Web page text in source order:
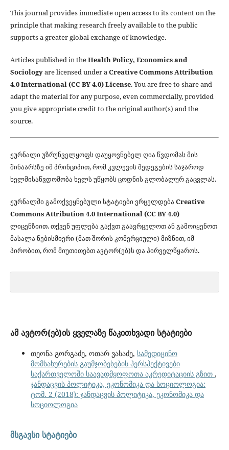
This journal provides immediate open access to its content on the
principle that making research freely available to the public
supports a greater global exchange of knowledge.
Articles published in theHealth Policy, Economics and
Sociologyare licensed under aCreative Commons Attribution
4.0 International (CC BY 4.0) License. You are free to share and
adapt the material for any purpose, even commercially, provided
you give appropriate credit to the original author(s) and the
source.
ჟურნალი უზრუნველყოფს დაუყოვნებელ ღია წვდომას მის
შინაარსზე იმ პრინციპით, რომ კვლევის შედეგების საჯაროდ
ხელმისაწვდომობა ხელს უწყობს ცოდნის გლობალურ გაცვლას.
ჟურნალში გამოქვეყნებული სტატიები ვრცელდება Creative
Commons Attribution 4.0 International (CC BY 4.0)
ლიცენზიით. თქვენ უფლება გაქვთ გაავრცელოთ ან გამოიყენოთ
მასალა ნებისმიერი (მათ შორის კომერციული) მიზნით, იმ
პირობით, რომ მიუთითებთ ავტორ(ებ)ს და პირველწყაროს.
ამ ავტორ(ებ)ის ყველაზე წაკითხვადი სტატიები
თეონა გორგაძე, ოთარ ვასაძე, სამედიცინო
მომსახურების გაუმჯობესების პერსპექტივები
საქართველოში საავადმყოფოთა აკრედიტაციის გზით ,
ჯანდაცვის პოლიტიკა, ეკონომიკა და სოციოლოგია:
ტომ. 2 (2018): ჯანდაცვის პოლიტიკა, ეკონომიკა და
სოციოლოგია
მსგავსი სტატიები